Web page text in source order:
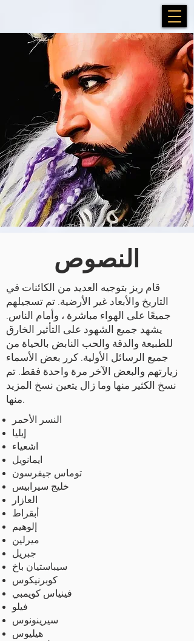
النصوص
قام ريز بتوجيه العديد من الكائنات في
التاريخ والأبعاد غير الأرضية. تم تسجيلهم
جميعًا على الهواء مباشرة ، وأمام الناس.
يشهد جميع الشهود على التأثير الخارق
للطبيعة والدقة والحب النابض بالحياة من
جميع الرسائل الأولية. كرر بعض الأسماء
زيارتهم والبعض الآخر مرة واحدة فقط. تم
نسخ الكثير منها وما زال يتعين نسخ المزيد
منها.
النسر الأحمر
إيليا
اشعياء
ايمانويل
توماس جيفرسون
خليج سيرابيس
العازار
أبقراط
إلوهيم
ميرلين
جبريل
سيباستيان باخ
كوبرنيكوس
فينياس كويمبي
فيلو
سيرينونوس
هيليوس